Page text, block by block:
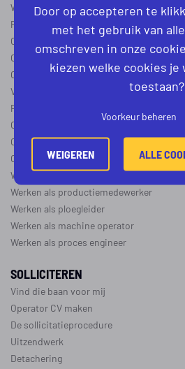
Werken als procesoperator
Procesoperator in de
chemie,
Operator A
Operator B
Operator C
Verschil operator A, B en C
Procesoperator salaris
Operator opleidingen
–vapro
Over de maakindustrie
Over de procesindustrie
Werken als monteur
Werken als productiemedewerker
Werken als ploegleider
Werken als machine operator
Werken als proces engineer
SOLLICITEREN
Vind die baan voor mij
Operator CV maken
De sollicitatieprocedure
Uitzendwerk
Detachering
Door op accepteren te
met het gebruik van alle
omschreven in onze
kiezen welke cookies
toestaan?
Voorkeur beheren
WEIGEREN ALLE